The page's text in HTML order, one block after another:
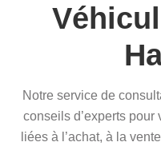
Notre service de
conseils d’experts
liées à l’achat, à la